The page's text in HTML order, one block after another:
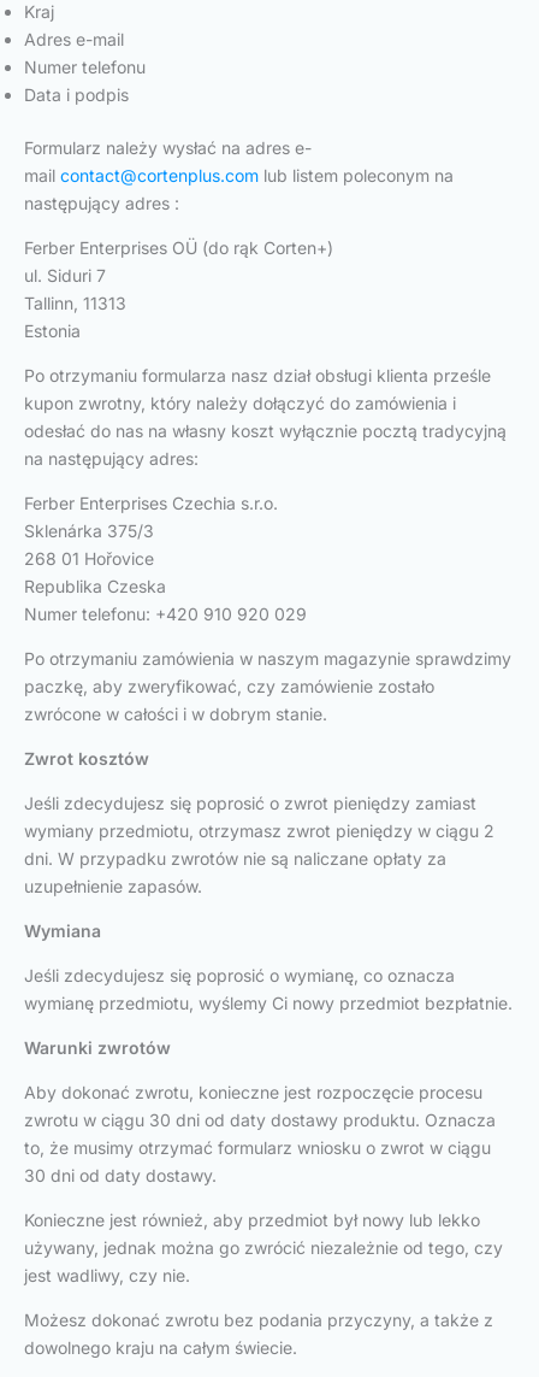
Kraj
Adres e-mail
Numer telefonu
Data i podpis
Formularz należy wysłać na adres e-
mail contact@cortenplus.com lub listem poleconym na
następujący adres :
Ferber Enterprises OÜ (do rąk Corten+)
ul. Siduri 7
Tallinn, 11313
Estonia
Po otrzymaniu formularza nasz dział obsługi klienta prześle
kupon zwrotny, który należy dołączyć do zamówienia i
odesłać do nas na własny koszt wyłącznie pocztą tradycyjną
na następujący adres:
Ferber Enterprises Czechia s.r.o.
Sklenárka 375/3
268 01 Hořovice
Republika Czeska
Numer telefonu: +420 910 920 029
Po otrzymaniu zamówienia w naszym magazynie sprawdzimy
paczkę, aby zweryfikować, czy zamówienie zostało
zwrócone w całości i w dobrym stanie.
Zwrot kosztów
Jeśli zdecydujesz się poprosić o zwrot pieniędzy zamiast
wymiany przedmiotu, otrzymasz zwrot pieniędzy w ciągu 2
dni. W przypadku zwrotów nie są naliczane opłaty za
uzupełnienie zapasów.
Wymiana
Jeśli zdecydujesz się poprosić o wymianę, co oznacza
wymianę przedmiotu, wyślemy Ci nowy przedmiot bezpłatnie.
Warunki zwrotów
Aby dokonać zwrotu, konieczne jest rozpoczęcie procesu
zwrotu w ciągu 30 dni od daty dostawy produktu. Oznacza
to, że musimy otrzymać formularz wniosku o zwrot w ciągu
30 dni od daty dostawy.
Konieczne jest również, aby przedmiot był nowy lub lekko
używany, jednak można go zwrócić niezależnie od tego, czy
jest wadliwy, czy nie.
Możesz dokonać zwrotu bez podania przyczyny, a także z
dowolnego kraju na całym świecie.